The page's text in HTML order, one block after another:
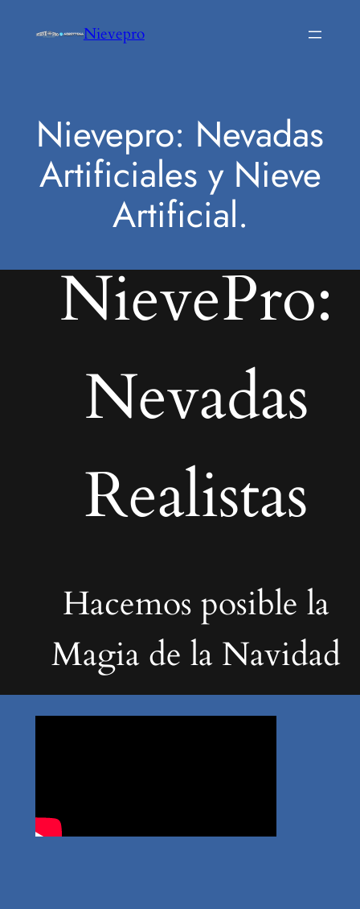
Nievepro
Nievepro: Nevadas
Artificiales y Nieve
Artificial.
NievePro:
Nevadas
Realistas
Hacemos posible la
Magia de la Navidad